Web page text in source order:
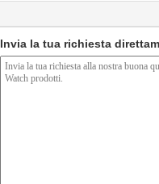
Invia la tua richiesta